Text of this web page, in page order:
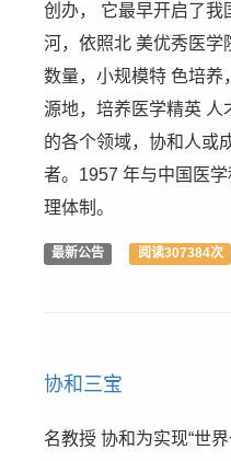
创办， 它最早开启了我
河，依照北 美优秀医学
数量，小规模特 色培养
源地，培养医学精英 人
的各个领域，协和人或
者。1957 年与中国医
理体制。
最新公告 阅读307384次
协和三宝
名教授 协和为实现“世